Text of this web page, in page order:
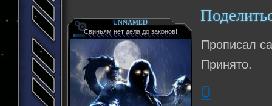
UNNAMED
Свиньям нет дела до законов!
Прописал
Принято.
0